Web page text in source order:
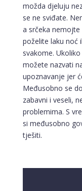
možda djeluju
se ne sviđate.
a srčeka nemojte
poželite laku noć
svakome.
možete nazvati
upoznavanje jer
Međusobno se
zabavni i veseli,
problemima. S
si međusobno
tješiti.